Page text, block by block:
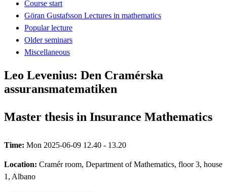
Course start
Göran Gustafsson Lectures in mathematics
Popular lecture
Older seminars
Miscellaneous
Leo Levenius: Den Cramérska
assuransmatematiken
Master thesis in Insurance Mathematics
Time: Mon 2025-06-09 12.40 - 13.20
Location: Cramér room, Department of Mathematics, floor 3, house
1, Albano